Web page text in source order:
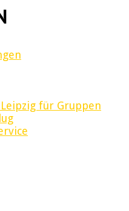
für Gruppen